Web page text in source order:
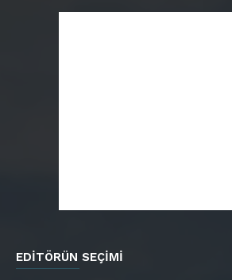
EDITÖRÜN SEÇIMI